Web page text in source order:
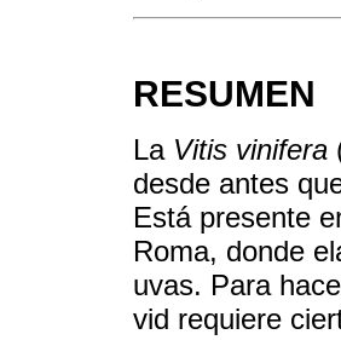
RESUMEN
La Vitis vinifera
desde antes
Está presente
Roma, donde
uvas. Para
vid requiere